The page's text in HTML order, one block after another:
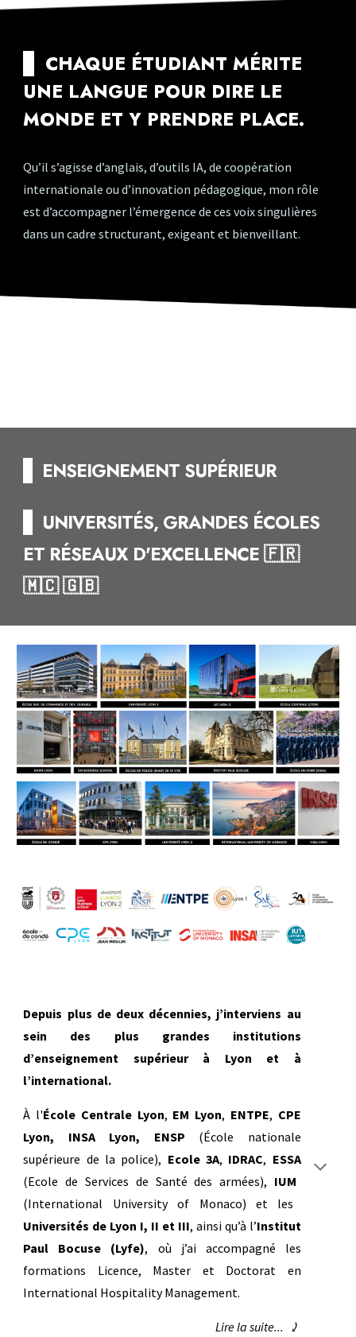
CHAQUE ÉTUDIANT MÉRITE
UNE LANGUE POUR DIRE LE
MONDE ET Y PRENDRE PLACE.
Qu’il s’agisse d’anglais, d’outils IA, de coopération
internationale ou d’innovation pédagogique, mon rôle
est d’accompagner l’émergence de ces voix singulières
dans un cadre structurant, exigeant et bienveillant.
ENSEIGNEMENT SUPÉRIEUR
UNIVERSITÉS, GRANDES ÉCOLES
ET RÉSEAUX D'EXCELLENCE 🇫🇷
🇲🇨 🇬🇧
Depuis plus de deux décennies, j’interviens au
sein des plus grandes institutions
d’enseignement supérieur à Lyon et à
l’international.
À l'École Centrale Lyon, EM Lyon, ENTPE, CPE
Lyon, INSA Lyon, ENSP (École nationale
supérieure de la police), Ecole 3A, IDRAC, ESSA
(Ecole de Services de Santé des armées), IUM
(International University of Monaco) et les
Universités de Lyon I, II et III, ainsi qu’à l’Institut
Paul Bocuse (Lyfe), où j’ai accompagné les
formations Licence, Master et Doctorat en
International Hospitality Management.
Lire la suite... ⤸